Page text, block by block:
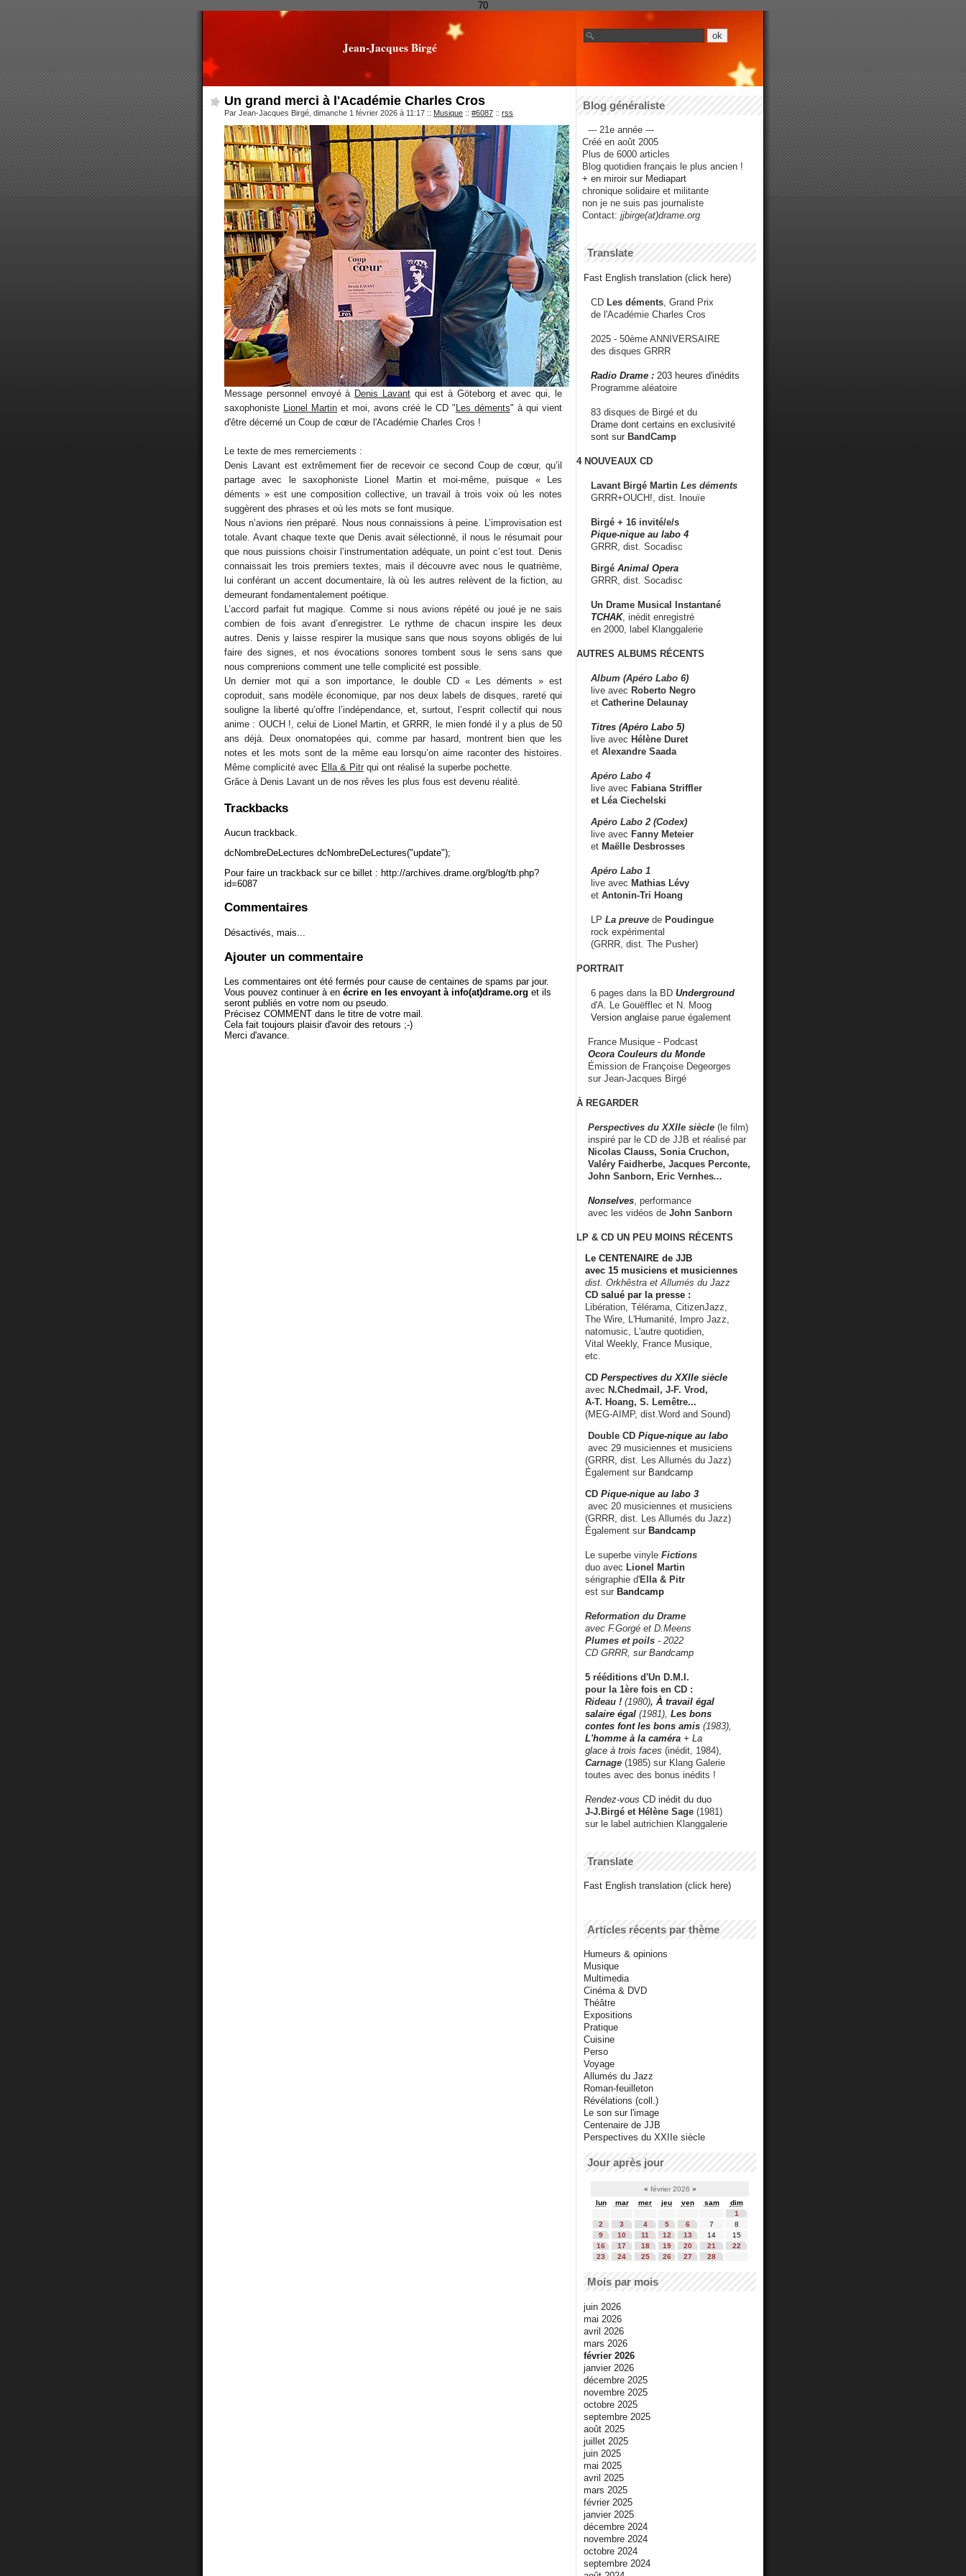
70
Jean-Jacques Birgé
Un grand merci à l'Académie Charles Cros
Par Jean-Jacques Birgé, dimanche 1 février 2026 à 11:17 :: Musique :: #6087 :: rss
Message personnel envoyé à Denis Lavantqui est à Göteborg et avec qui, le
saxophoniste
Lionel Martin et moi, avons créé le CD " Les déments" à qui vient
d'être décerné un Coup de cœur de l'Académie Charles Cros !
Le texte de mes remerciements :
Denis Lavant est extrêmement fier de recevoir ce second Coup de cœur, qu’il
partage avec le saxophoniste Lionel Martin et moi-même, puisque « Les
déments » est une composition collective, un travail à trois voix où les notes
suggèrent des phrases et où les mots se font musique.
Nous n’avions rien préparé. Nous nous connaissions à peine. L’improvisation est
totale. Avant chaque texte que Denis avait sélectionné, il nous le résumait pour
que nous puissions choisir l’instrumentation adéquate, un point c’est tout. Denis
connaissait les trois premiers textes, mais il découvre avec nous le quatrième,
lui conférant un accent documentaire, là où les autres relèvent de la fiction, au
demeurant fondamentalement poétique.
L’accord parfait fut magique. Comme si nous avions répété ou joué je ne sais
combien de fois avant d’enregistrer. Le rythme de chacun inspire les deux
autres. Denis y laisse respirer la musique sans que nous soyons obligés de lui
faire des signes, et nos évocations sonores tombent sous le sens sans que
nous comprenions comment une telle complicité est possible.
Un dernier mot qui a son importance, le double CD « Les déments » est
coproduit, sans modèle économique, par nos deux labels de disques, rareté qui
souligne la liberté qu’offre l’indépendance, et, surtout, l’esprit collectif qui nous
anime : OUCH !, celui de Lionel Martin, et GRRR, le mien fondé il y a plus de 50
ans déjà. Deux onomatopées qui, comme par hasard, montrent bien que les
notes et les mots sont de la même eau lorsqu’on aime raconter des histoires.
Même complicité avec Ella & Pitr qui ont réalisé la superbe pochette.
Grâce à Denis Lavant un de nos rêves les plus fous est devenu réalité.
Trackbacks
Aucun trackback.
dcNombreDeLectures dcNombreDeLectures("update");
Pour faire un trackback sur ce billet : http://archives.drame.org/blog/tb.php?
id=6087
Commentaires
Désactivés, mais...
Ajouter un commentaire
Les commentaires ont été fermés pour cause de centaines de spams par jour.
Vous pouvez continuer à en écrire en les envoyant à info(at)drame.org et ils
seront publiés en votre nom ou pseudo.
Précisez COMMENT dans le titre de votre mail.
Cela fait toujours plaisir d'avoir des retours ;-)
Merci d'avance.
Blog généraliste
--- 21e année ---
Créé en août 2005
Plus de 6000 articles
Blog quotidien français le plus ancien !
+ en miroir sur Mediapart
chronique solidaire et militante
non je ne suis pas journaliste
Contact: jjbirge(at)drame.org
Translate
Fast English translation (click here)
CD Les déments , Grand Prix
de l'Académie Charles Cros
2025 - 50ème ANNIVERSAIRE
des disques GRRR
Radio Drame : 203 heures d'inédits
Programme aléatoire
83 disques de Birgé et du
Drame dont certains en exclusivité
sont sur BandCamp
4 NOUVEAUX CD
Lavant Birgé Martin Les déments
GRRR+OUCH!, dist. Inouïe
Birgé + 16 invité/e/s
Pique-nique au labo 4
GRRR, dist. Socadisc
Birgé Animal Opera
GRRR, dist. Socadisc
Un Drame Musical Instantané
TCHAK, inédit enregistré
en 2000, label Klanggalerie
AUTRES ALBUMS RÉCENTS
Album (Apéro Labo 6)
live avec Roberto Negro
et Catherine Delaunay
Titres (Apéro Labo 5)
live avec Hélène Duret
et Alexandre Saada
Apéro Labo 4
live avec Fabiana Striffler
et Léa Ciechelski
Apéro Labo 2 (Codex)
live avec Fanny Meteier
et Maëlle Desbrosses
Apéro Labo 1
live avec Mathias Lévy
et Antonin-Tri Hoang
LP La preuve de Poudingue
rock expérimental
(GRRR, dist. The Pusher)
PORTRAIT
6 pages dans la BD Underground
d'A. Le Gouëfflec et N. Moog
Version anglaise parue également
France Musique - Podcast
Ocora Couleurs du Monde
Émission de Françoise Degeorges
sur Jean-Jacques Birgé
À REGARDER
Perspectives du XXIIe siècle (le film)
inspiré par le CD de JJB et réalisé par
Nicolas Clauss, Sonia Cruchon,
Valéry Faidherbe, Jacques Perconte,
John Sanborn, Eric Vernhes...
Nonselves , performance
avec les vidéos de John Sanborn
LP & CD UN PEU MOINS RÉCENTS
Le CENTENAIRE de JJB
avec 15 musiciens et musiciennes
dist. Orkhêstra et Allumés du Jazz
CD salué par la presse :
Libération, Télérama, CitizenJazz,
The Wire, L'Humanité, Impro Jazz,
natomusic, L'autre quotidien,
Vital Weekly, France Musique,
etc.
CD Perspectives du XXIIe siècle
avec N.Chedmail, J-F. Vrod,
A-T. Hoang, S. Lemêtre...
(MEG-AIMP, dist.Word and Sound)
Double CD Pique-nique au labo
avec 29 musiciennes et musiciens
(GRRR, dist. Les Allumés du Jazz)
Également sur Bandcamp
CD Pique-nique au labo 3
avec 20 musiciennes et musiciens
(GRRR, dist. Les Allumés du Jazz)
Également sur Bandcamp
Le superbe vinyle Fictions
duo avec Lionel Martin
sérigraphie d'Ella & Pitr
est sur Bandcamp
Reformation du Drame
avec F.Gorgé et D.Meens
Plumes et poils - 2022
CD GRRR, sur Bandcamp
5 rééditions d'Un D.M.I.
pour la 1ère fois en CD :
Rideau ! (1980), À travail égal
salaire égal (1981), Les bons
contes font les bons amis (1983),
L'homme à la caméra + La
glace à trois faces (inédit, 1984),
Carnage (1985) sur Klang Galerie
toutes avec des bonus inédits !
Rendez-vous CD inédit du duo
J-J.Birgé et Hélène Sage (1981)
sur le label autrichien Klanggalerie
Translate
Fast English translation (click here)
Articles récents par thème
Humeurs & opinions
Musique
Multimedia
Cinéma & DVD
Théâtre
Expositions
Pratique
Cuisine
Perso
Voyage
Allumés du Jazz
Roman-feuilleton
Révélations (coll.)
Le son sur l'image
Centenaire de JJB
Perspectives du XXIIe siècle
Jour après jour
« février 2026 »
lun
mar mer jeu ven sam
dim
1
2
3 4 5 6 7
8
9
10 11 12 13 14
15
16
17 18 19 20 21
22
23
24 25 26 27 28
Mois par mois
juin 2026
mai 2026
avril 2026
mars 2026
février 2026
janvier 2026
décembre 2025
novembre 2025
octobre 2025
septembre 2025
août 2025
juillet 2025
juin 2025
mai 2025
avril 2025
mars 2025
février 2025
janvier 2025
décembre 2024
novembre 2024
octobre 2024
septembre 2024